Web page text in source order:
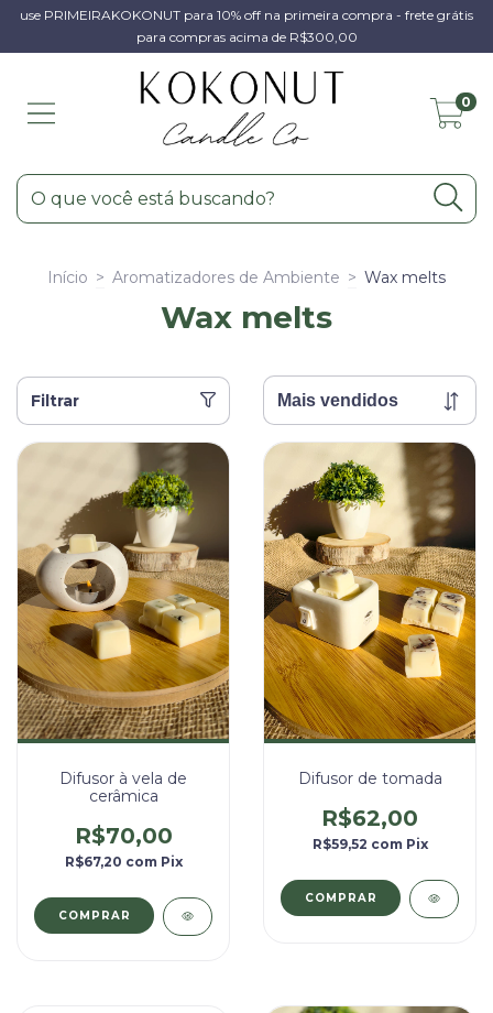
use PRIMEIRAKOKONUT para 10% off na primeira compra - frete grátis
para compras acima de R$300,00
0
Início > Aromatizadores de Ambiente > Wax melts
Wax melts
Filtrar
Difusor à vela de
cerâmica
R$70,00
R$67,20 com Pix
Difusor de tomada
R$62,00
R$59,52 com Pix